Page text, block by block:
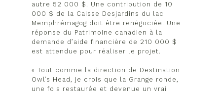
autre 52 000 $. Une contribution de 10
000 $ de la Caisse Desjardins du lac
Memphrémagog doit être renégociée. Une
réponse du Patrimoine canadien à la
demande d’aide financière de 210 000 $
est attendue pour réaliser le projet.
« Tout comme la direction de Destination
Owl’s Head, je crois que la Grange ronde,
une fois restaurée et devenue un vrai